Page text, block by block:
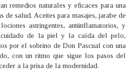
remedios naturales y eficaces para una
de salud. Aceites para masajes, jarabe de
astringentes, antiinflamatorios, y
cuidado de la piel y la caída del pelo,
por el sobrino de Don Pascual con una
con un ritmo que sigue los pasos del
a la prisa de la modernidad.